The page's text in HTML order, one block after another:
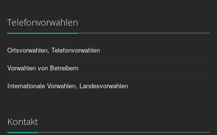
Telefonvorwahlen
Ortsvorwahlen, Telefonvorwahlen
Vorwahlen von Betreibern
Internationale Vorwahlen, Landesvorwahlen
Kontakt